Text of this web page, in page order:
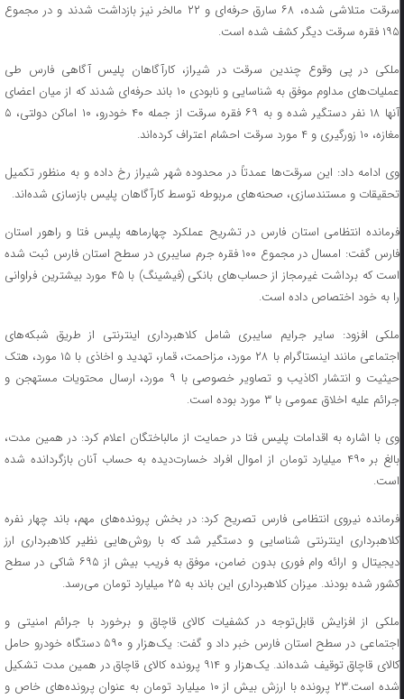
سرقت متلاشی شده، ۶۸ سارق حرفه‌ای و ۲۲ مالخر نیز بازداشت شدند و در مجموع
۱۹۵ فقره سرقت دیگر کشف شده است.
ملکی در پی وقوع چندین سرقت در شیراز، کارآگاهان پلیس آگاهی فارس طی
عملیات‌های مداوم موفق به شناسایی و نابودی ۱۰ باند حرفه‌ای شدند که از میان اعضای
آنها ۱۸ نفر دستگیر شده و به ۶۹ فقره سرقت از جمله ۴۰ خودرو، ۱۰ اماکن دولتی، ۵
مغازه، ۱۰ زورگیری و ۴ مورد سرقت احشام اعتراف کرده‌اند.
وی ادامه داد: این سرقت‌ها عمدتاً در محدوده شهر شیراز رخ داده و به منظور تکمیل
تحقیقات و مستندسازی، صحنه‌های مربوطه توسط کارآگاهان پلیس بازسازی شده‌اند.
فرمانده انتظامی استان فارس در تشریح عملکرد چهارماهه پلیس فتا و راهور استان
فارس گفت: امسال در مجموع ۱۰۰ فقره جرم سایبری در سطح استان فارس ثبت شده
است که برداشت غیرمجاز از حساب‌های بانکی (فیشینگ) با ۴۵ مورد بیشترین فراوانی
را به خود اختصاص داده است.
ملکی افزود: سایر جرایم سایبری شامل کلاهبرداری اینترنتی از طریق شبکه‌های
اجتماعی مانند اینستاگرام با ۲۸ مورد، مزاحمت، قمار، تهدید و اخاذی با ۱۵ مورد، هتک
حیثیت و انتشار اکاذیب و تصاویر خصوصی با ۹ مورد، ارسال محتویات مستهجن و
جرائم علیه اخلاق عمومی با ۳ مورد بوده است.
وی با اشاره به اقدامات پلیس فتا در حمایت از مالباختگان اعلام کرد: در همین مدت،
بالغ بر ۴۹۰ میلیارد تومان از اموال افراد خسارت‌دیده به حساب آنان بازگردانده شده
است.
فرمانده نیروی انتظامی فارس تصریح کرد: در بخش پرونده‌های مهم، باند چهار نفره
کلاهبرداری اینترنتی شناسایی و دستگیر شد که با روش‌هایی نظیر کلاهبرداری ارز
دیجیتال و ارائه وام فوری بدون ضامن، موفق به فریب بیش از ۶۹۵ شاکی در سطح
کشور شده بودند. میزان کلاهبرداری این باند به ۲۵ میلیارد تومان می‌رسد.
ملکی از افزایش قابل‌توجه در کشفیات کالای قاچاق و برخورد با جرائم امنیتی و
اجتماعی در سطح استان فارس خبر داد و گفت: یک‌هزار و ۵۹۰ دستگاه خودرو حامل
کالای قاچاق توقیف شده‌اند. یک‌‌هزار و ۹۱۴ پرونده کالای قاچاق در همین مدت تشکیل
شده است.۲۳ پرونده با ارزش بیش از ۱۰ میلیارد تومان به عنوان پرونده‌های خاص و